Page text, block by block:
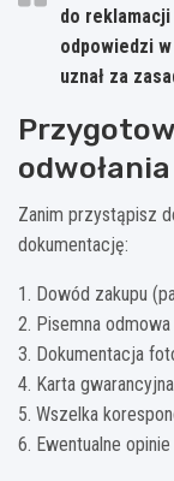
do
odpowiedzi
uznał za
odwołania
Zanim przystąpisz
dokumentację:
1. Dowód zakupu
2. Pisemna
3. Dokumentacja
4. Karta
5. Wszelka
6. Ewentualne